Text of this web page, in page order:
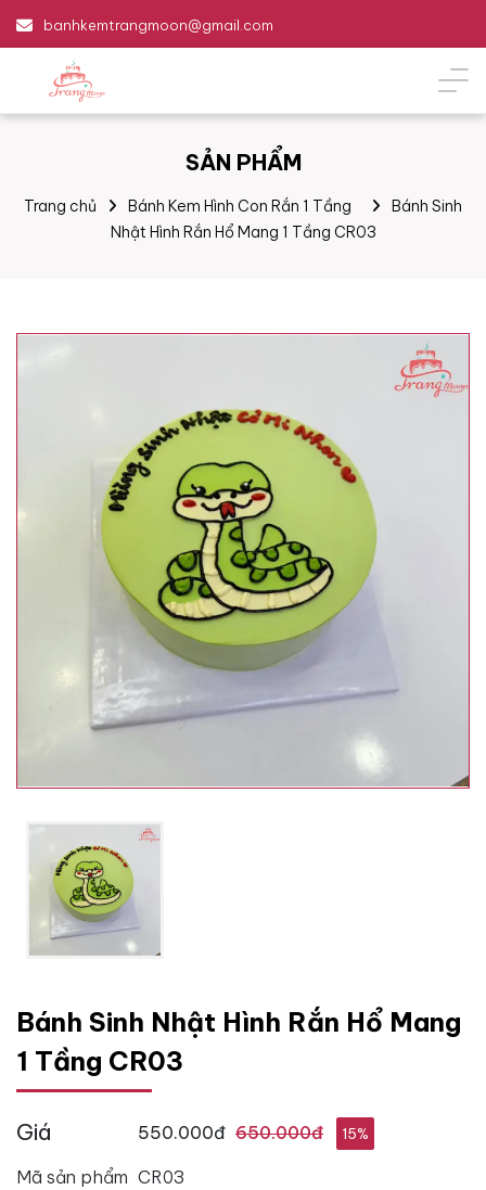
banhkemtrangmoon@gmail.com
SẢN PHẨM
Trang chủ Bánh Kem Hình Con Rắn 1 Tầng
Bánh Sinh
Nhật Hình Rắn Hổ Mang 1 Tầng CR03
Bánh Sinh Nhật Hình Rắn Hổ Mang
1 Tầng CR03
Giá 550.000đ 650.000đ 15%
Mã sản phẩm CR03